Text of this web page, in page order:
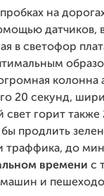
на
датчиков,
в светофор
колонна
20 секунд,
свет горит также
продлить
траффика, до
времени с
и